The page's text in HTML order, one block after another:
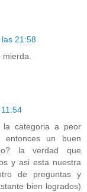
21:58
mierda.
la categoria a peor
entonces un buen
la verdad que
y asi esta nuestra
de preguntas y
bien logrados)